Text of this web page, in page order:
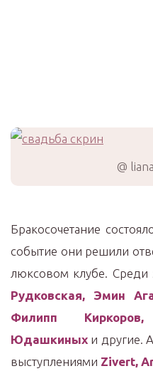
@
Бракосочетание
событие они решили
люксовом клубе. Среди
Рудковская, Эмин
Филипп
Юдашкиных и другие.
выступлениями Zivert,